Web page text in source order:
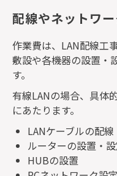
配線やネットワ
作業費は、 LAN配線工
敷設や各機器の設置・
す。
有線LANの場合、具体
にあたります。
LANケーブルの配線
ルーターの設置・
HUBの設置